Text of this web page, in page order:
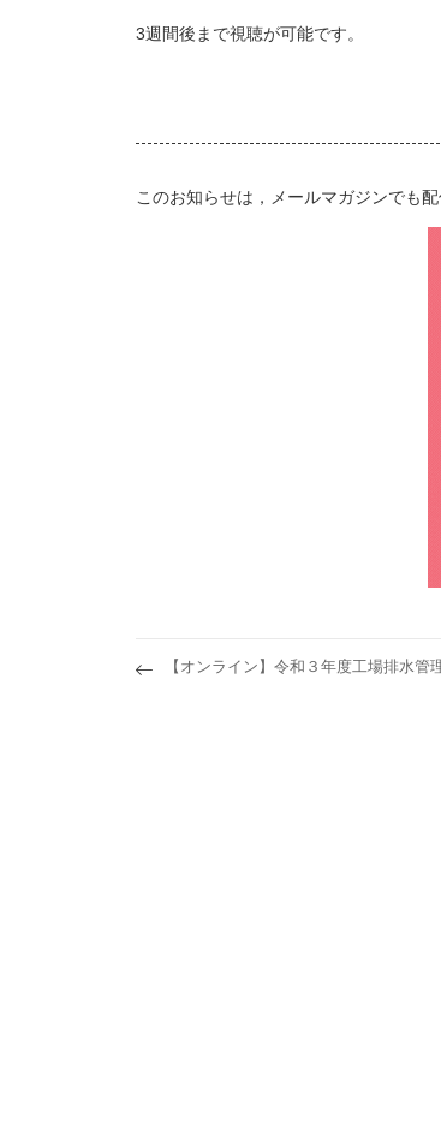
3週間後まで視聴が可能です。
このお知らせは，メールマガジンでも
【オンライン】令和３年度工場排水管